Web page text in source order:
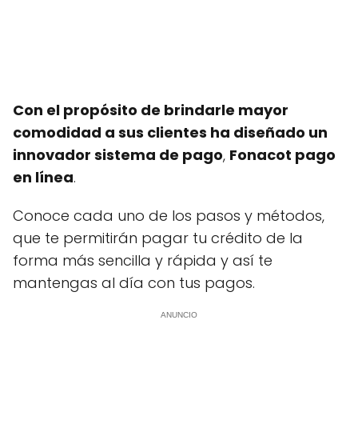
Con el propósito de brindarle mayor
comodidad a sus clientes ha diseñado un
innovador sistema de pago, Fonacot pago
en línea.
Conoce cada uno de los pasos y métodos,
que te permitirán pagar tu crédito de la
forma más sencilla y rápida y así te
mantengas al día con tus pagos.
ANUNCIO